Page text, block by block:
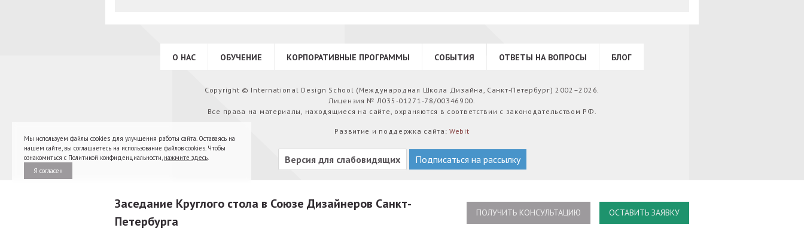
О НАС ОБУЧЕНИЕ КОРПОРАТИВНЫЕ ПРОГРАММЫ СОБЫТИЯ ОТВЕТЫ НА ВОПРОСЫ БЛОГ
Copyright © International Design School (Международная Школа Дизайна, Санкт-Петербург) 2002–2026.
Лицензия № Л035-01271-78/00346900.
Все права на материалы, находящиеся на сайте, охраняются в соответствии с законодательством РФ.
Развитие и поддержка сайта:Webit
Версия для слабовидящих Подписаться на рассылку
Заседание Круглого стола в Союзе Дизайнеров Санкт-
Петербурга
ПОЛУЧИТЬ КОНСУЛЬТАЦИЮ ОСТАВИТЬ ЗАЯВКУ
Мы используем файлы cookies для улучшения работы сайта. Оставаясь на
нашем сайте, вы соглашаетесь на использование файлов cookies. Чтобы
ознакомиться с Политикой конфиденциальности, нажмите здесь.
Я согласен